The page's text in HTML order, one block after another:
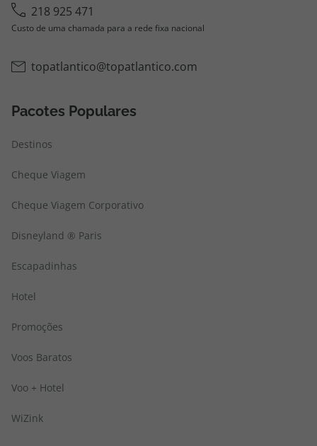
218 925 471
Custo de uma chamada para a rede fixa nacional
topatlantico@topatlantico.com
Pacotes Populares
Destinos
Cheque Viagem
Cheque Viagem Corporativo
Disneyland ® Paris
Escapadinhas
Hotel
Promoções
Voos Baratos
Voo + Hotel
WiZink